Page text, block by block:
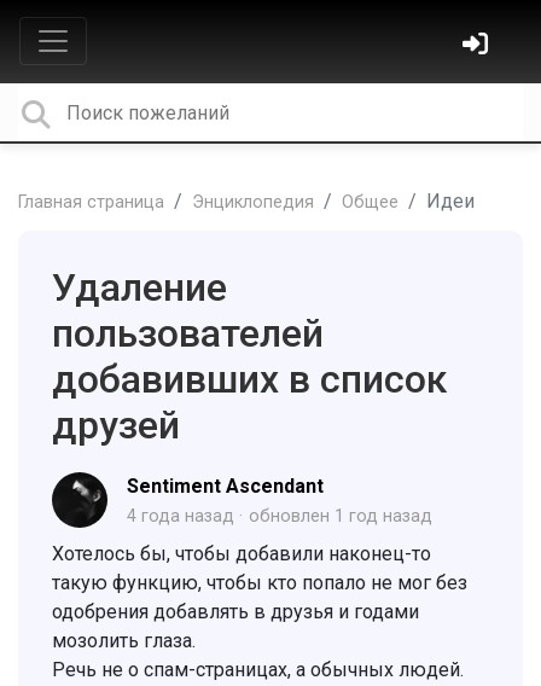
Главная страница Энциклопедия Общее Идеи
Удаление
пользователей
добавивших в список
друзей
Sentiment Ascendant
4 года назад обновлен 1 год назад
Хотелось бы, чтобы добавили наконец-то
такую функцию, чтобы кто попало не мог без
одобрения добавлять в друзья и годами
мозолить глаза.
Речь не о спам-страницах, а обычных людей.